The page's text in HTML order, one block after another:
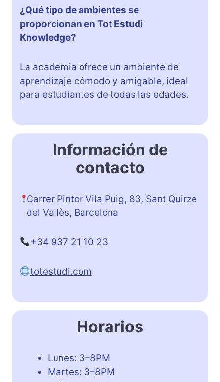
¿Qué tipo de ambientes se
proporcionan en Tot Estudi
Knowledge?
La academia ofrece un ambiente de
aprendizaje cómodo y amigable, ideal
para estudiantes de todas las edades.
Información de
contacto
Carrer Pintor Vila Puig, 83, Sant Quirze
del Vallès, Barcelona
+34 937 21 10 23
totestudi.com
Horarios
Lunes: 3–8PM
Martes: 3–8PM